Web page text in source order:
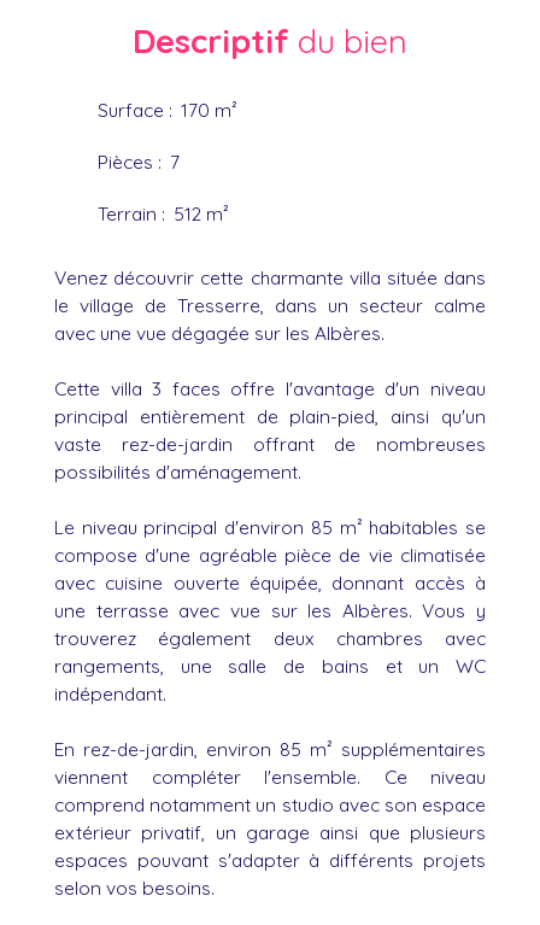
Descriptif du bien
Surface : 170 m²
Pièces : 7
Terrain : 512 m²
Venez découvrir cette charmante villa située dans
le village de Tresserre, dans un secteur calme
avec une vue dégagée sur les Albères.
Cette villa 3 faces offre l'avantage d'un niveau
principal entièrement de plain-pied, ainsi qu'un
vaste rez-de-jardin offrant de nombreuses
possibilités d'aménagement.
Le niveau principal d'environ 85 m² habitables se
compose d'une agréable pièce de vie climatisée
avec cuisine ouverte équipée, donnant accès à
une terrasse avec vue sur les Albères. Vous y
trouverez également deux chambres avec
rangements, une salle de bains et un WC
indépendant.
En rez-de-jardin, environ 85 m² supplémentaires
viennent compléter l'ensemble. Ce niveau
comprend notamment un studio avec son espace
extérieur privatif, un garage ainsi que plusieurs
espaces pouvant s'adapter à différents projets
selon vos besoins.